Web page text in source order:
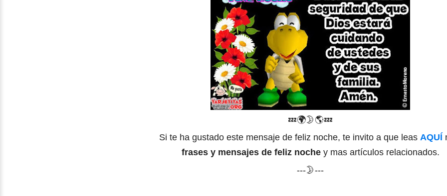
💤🌍🌛🌎💤
Si te ha gustado este mensaje de feliz noche, te invito a que leas AQUÍ
frases y mensajes de feliz nochey mas artículos relacionados.
---🌛---